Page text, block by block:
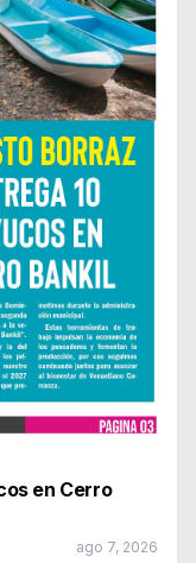
en Cerro
ago 7, 2026